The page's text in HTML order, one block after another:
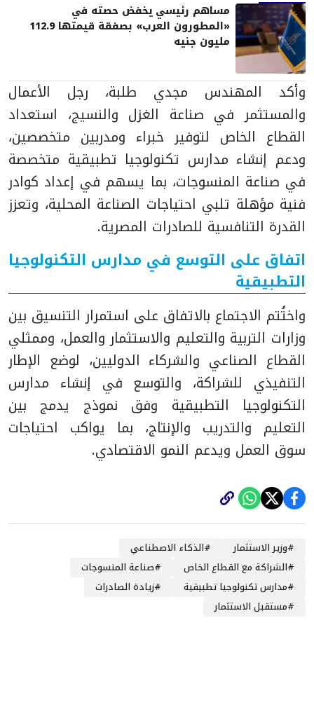
مساهم رئيسي يخفض حصته في
«المطورون العرب» بصفقة قيمتها 112.9
مليون جنيه
وأكد المهندس مجدي طلبة، رجل الأعمال
والمستثمر في صناعة الغزل والنسيج، استعداد
القطاع الخاص لتوفير خبراء ومدربين متخصصين،
ودعم إنشاء مدارس تكنولوجيا تطبيقية متخصصة
في صناعة المنسوجات، بما يسهم في إعداد كوادر
فنية مؤهلة تلبي احتياجات الصناعة المحلية، وتعزز
القدرة التنافسية للصادرات المصرية.
اتفاق على التوسع في مدارس التكنولوجيا
التطبيقية
واختُتم الاجتماع بالاتفاق على استمرار التنسيق بين
وزارات التربية والتعليم والاستثمار والعمل، وممثلي
القطاع الصناعي والشركاء الدوليين، لوضع الإطار
التنفيذي للشراكة، والتوسع في إنشاء مدارس
التكنولوجيا التطبيقية وفق نموذج يدمج بين
التعليم والتدريب والإنتاج، بما يواكب احتياجات
سوق العمل ويدعم النمو الاقتصادي.
#وزير الاستثمار #الذكاء الاصطناعي
#الشراكة مع القطاع الخاص #صناعة المنسوجات
#مدارس تكنولوجيا تطبيقية #زيادة الصادرات
#مستقبل الاستثمار